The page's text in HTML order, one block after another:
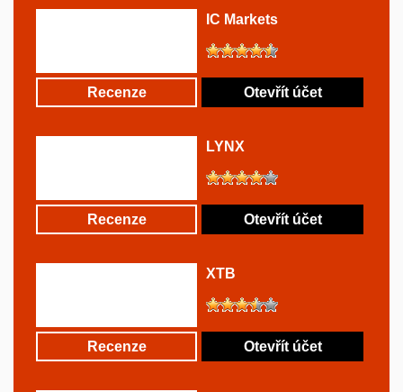
IC Markets
Recenze Otevřít účet
LYNX
Recenze Otevřít účet
XTB
Recenze Otevřít účet